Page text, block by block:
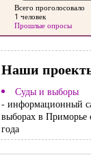
Всего проголосовало
1 человек
Прошлые опросы
Наши
Суды и выборы
- информационный
выборах в Приморье
года